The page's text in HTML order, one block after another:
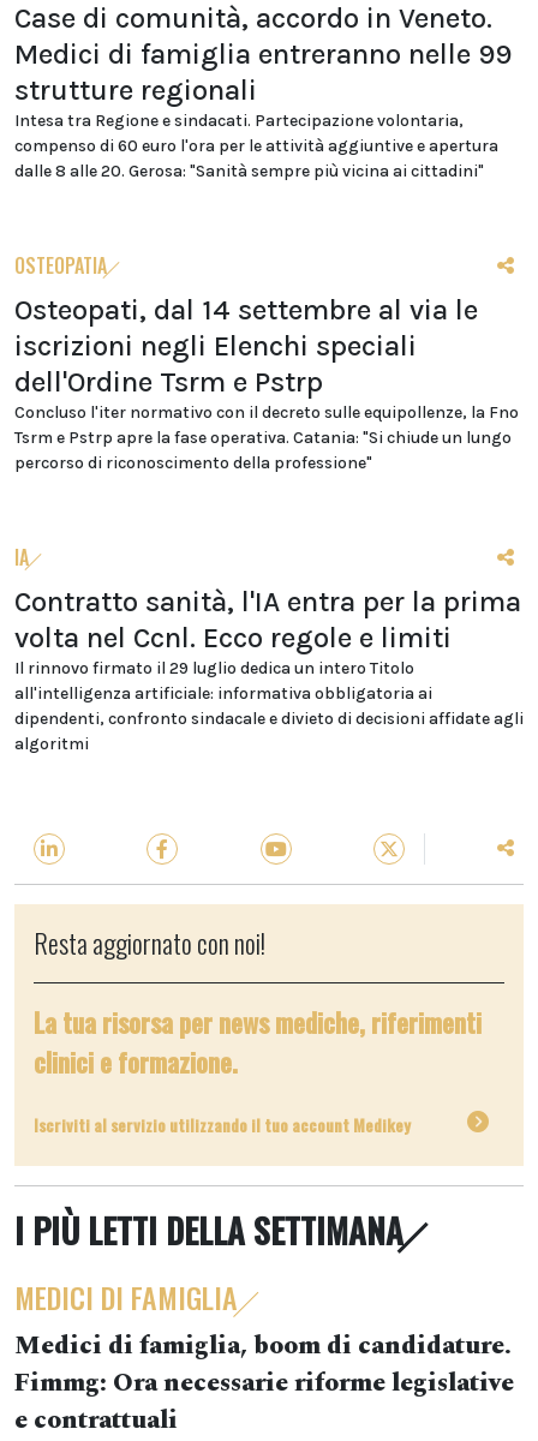
Case di comunità, accordo in Veneto.
Medici di famiglia entreranno nelle 99
strutture regionali
Intesa tra Regione e sindacati. Partecipazione volontaria,
compenso di 60 euro l'ora per le attività aggiuntive e apertura
dalle 8 alle 20. Gerosa: "Sanità sempre più vicina ai cittadini"
OSTEOPATIA
Osteopati, dal 14 settembre al via le
iscrizioni negli Elenchi speciali
dell'Ordine Tsrm e Pstrp
Concluso l'iter normativo con il decreto sulle equipollenze, la Fno
Tsrm e Pstrp apre la fase operativa. Catania: "Si chiude un lungo
percorso di riconoscimento della professione"
IA
Contratto sanità, l'IA entra per la prima
volta nel Ccnl. Ecco regole e limiti
Il rinnovo firmato il 29 luglio dedica un intero Titolo
all'intelligenza artificiale: informativa obbligatoria ai
dipendenti, confronto sindacale e divieto di decisioni affidate agli
algoritmi
Resta aggiornato con noi!
La tua risorsa per news mediche, riferimenti
clinici e formazione.
Iscriviti al servizio utilizzando il tuo account Medikey
I PIÙ LETTI DELLA SETTIMANA
MEDICI DI FAMIGLIA
Medici di famiglia, boom di candidature.
Fimmg: Ora necessarie riforme legislative
e contrattuali